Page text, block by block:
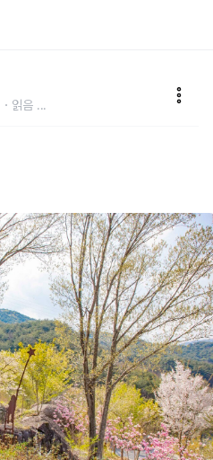
읽음 ...